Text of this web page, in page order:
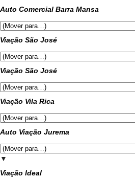
Auto Comercial Barra Mansa
Viação São José
Viação São José
Viação Vila Rica
Auto Viação Jurema
▼
Viação Ideal